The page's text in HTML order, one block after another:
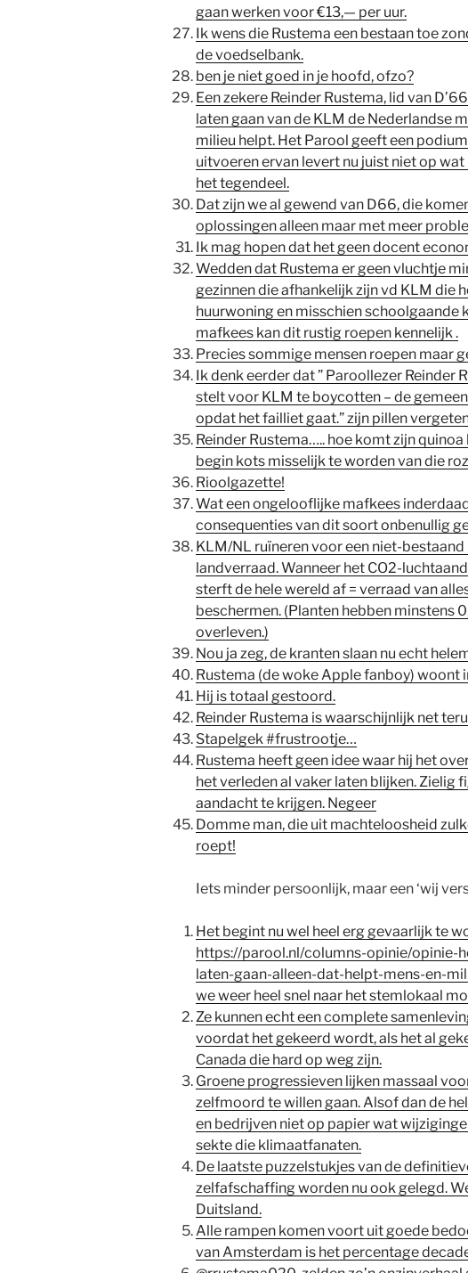
gaan werken voor €13,— per uur.
Ik wens die Rustema een bestaan toe
de voedselbank.
ben je niet goed in je hoofd, ofzo?
Een zekere Reinder Rustema, lid van
laten gaan van de KLM de Nederlandse
milieu helpt. Het Parool geeft een
uitvoeren ervan levert nu juist niet op
het tegendeel.
Dat zijn we al gewend van D66, die
oplossingen alleen maar met meer
Ik mag hopen dat het geen docent
Wedden dat Rustema er geen vluchtje
gezinnen die afhankelijk zijn vd KLM die
huurwoning en misschien schoolgaande
mafkees kan dit rustig roepen kennelijk .
Precies sommige mensen roepen maar
Ik denk eerder dat ” Paroollezer Reinder
stelt voor KLM te boycotten – de
opdat het failliet gaat.” zijn pillen
Reinder Rustema….. hoe komt zijn
begin kots misselijk te worden van die
Rioolgazette!
Wat een ongelooflijke mafkees
consequenties van dit soort onbenullig
KLM/NL ruïneren voor een niet-
landverraad. Wanneer het CO2-
sterft de hele wereld af = verraad van
beschermen. (Planten hebben minstens
overleven.)
Nou ja zeg, de kranten slaan nu echt
Rustema (de woke Apple fanboy) woont
Hij is totaal gestoord.
Reinder Rustema is waarschijnlijk net
Stapelgek #frustrootje…
Rustema heeft geen idee waar hij het
het verleden al vaker laten blijken. Zielig
aandacht te krijgen. Negeer
Domme man, die uit machteloosheid
roept!
Iets minder persoonlijk, maar een ‘wij
Het begint nu wel heel erg gevaarlijk te
https://parool.nl/columns-opinie/
laten-gaan-alleen-dat-helpt-mens-en-
we weer heel snel naar het stemlokaal
Ze kunnen echt een complete
voordat het gekeerd wordt, als het al
Canada die hard op weg zijn.
Groene progressieven lijken massaal
zelfmoord te willen gaan. Alsof dan de
en bedrijven niet op papier wat
sekte die klimaatfanaten.
De laatste puzzelstukjes van de
zelfafschaffing worden nu ook gelegd.
Duitsland.
Alle rampen komen voort uit goede
van Amsterdam is het percentage